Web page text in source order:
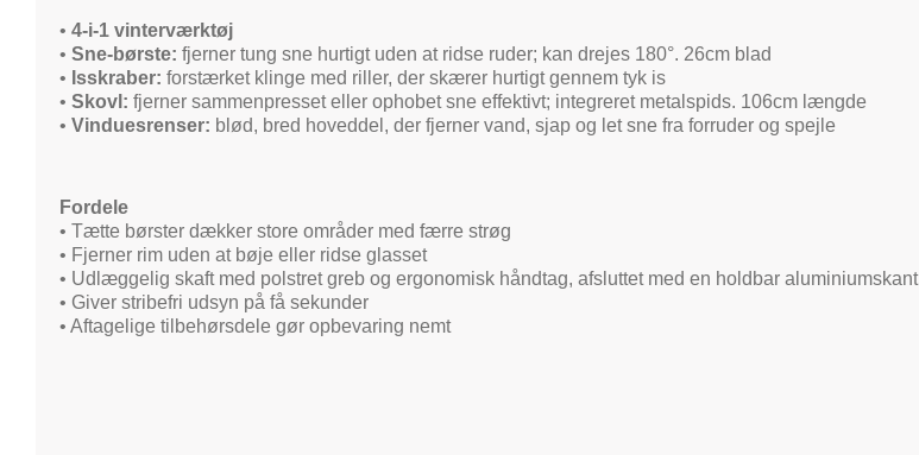
• 4-i-1 vinterværktøj
• Sne-børste: fjerner tung sne hurtigt uden at ridse ruder; kan drejes 180°. 26cm blad
• Isskraber: forstærket klinge med riller, der skærer hurtigt gennem tyk is
• Skovl: fjerner sammenpresset eller ophobet sne effektivt; integreret metalspids. 106cm længde
• Vinduesrenser: blød, bred hoveddel, der fjerner vand, sjap og let sne fra forruder og spejle
Fordele
• Tætte børster dækker store områder med færre strøg
• Fjerner rim uden at bøje eller ridse glasset
• Udlæggelig skaft med polstret greb og ergonomisk håndtag, afsluttet med en holdbar aluminiumskant
• Giver stribefri udsyn på få sekunder
• Aftagelige tilbehørsdele gør opbevaring nemt